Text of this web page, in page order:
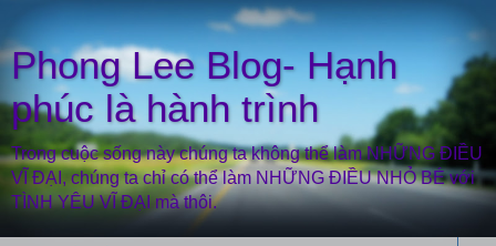
Phong Lee Blog- Hạnh
phúc là hành trình
Trong cuộc sống này chúng ta không thể làm NHỮNG ĐIỀU
VĨ ĐẠI, chúng ta chỉ có thể làm NHỮNG ĐIỀU NHỎ BÉ với
TÌNH YÊU VĨ ĐẠI mà thôi.